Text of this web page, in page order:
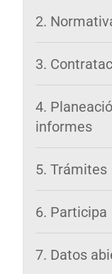
2.
3.
4.
informes
5. Trámites
6. Participa
7. Datos